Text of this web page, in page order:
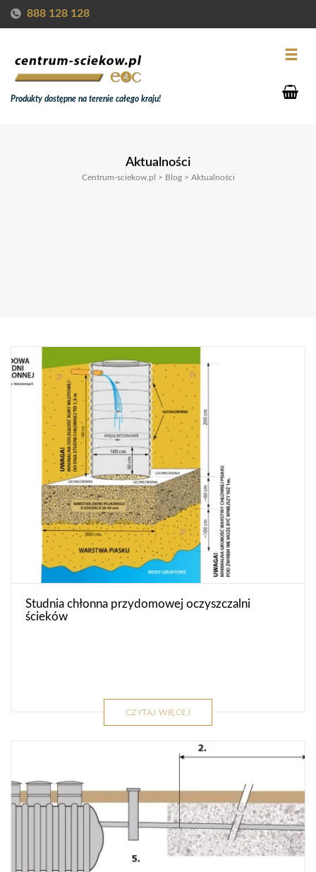
888 128 128
Produkty dostępne na terenie całego kraju!
Aktualności
Centrum-sciekow.pl > Blog> Aktualności
Studnia chłonna przydomowej oczyszczalni
ścieków
CZYTAJ WIĘCEJ